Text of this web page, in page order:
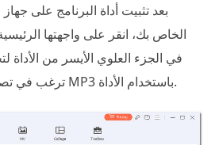
بعد تثبيت أداة البرنامج على جهاز
الخاص بك، انقر على واجهتها
في الجزء العلوي الأيسر من
ترغب في تصديره أو تحويله إلى ملف MP3 باستخدام الأداة.